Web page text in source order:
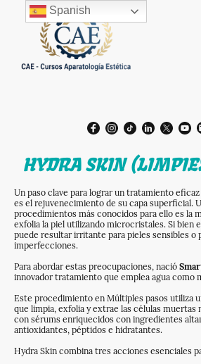
HYDRA SKIN
Un paso clave para lograr un tratamiento
es el rejuvenecimiento de su capa superficial.
procedimientos más conocidos para ello es la
exfolia la piel utilizando microcristales. Si bien
puede resultar irritante para pieles sensibles o
imperfecciones.
Para abordar estas preocupaciones, nació
innovador tratamiento que emplea agua como
Este procedimiento en Múltiples pasos utiliza
que limpia, exfolia y extrae las células muertas
con sérums enriquecidos con ingredientes
antioxidantes, péptidos e hidratantes.
Hydra Skin combina tres acciones esenciales
Spanish